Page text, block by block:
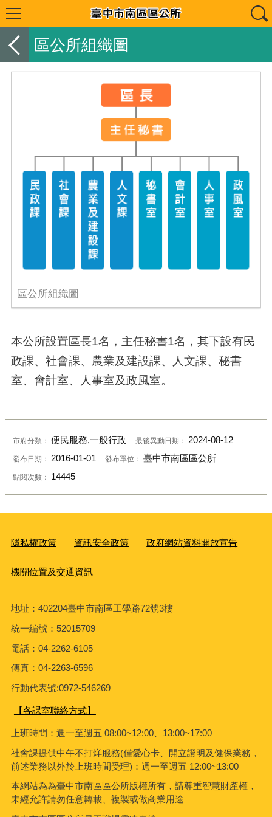
區公所組織圖
區公所組織圖
本公所設置區長1名，主任秘書1名，其下設有民
政課、社會課、農業及建設課、人文課、秘書
室、會計室、人事室及政風室。
市府分類： 便民服務,一般行政 最後異動日期： 2024-08-12
發布日期： 2016-01-01 發布單位： 臺中市南區區公所
點閱次數： 14445
隱私權政策 資訊安全政策 政府網站資料開放宣告
機關位置及交通資訊
地址：402204臺中市南區工學路72號3樓
統一編號：52015709
電話：04-2262-6105
傳真：04-2263-6596
行動代表號:0972-546269
【各課室聯絡方式】
上班時間：週一至週五 08:00~12:00、13:00~17:00
社會課提供中午不打烊服務(僅愛心卡、開立證明及健保業務，
前述業務以外於上班時間受理)：週一至週五 12:00~13:00
本網站為為臺中市南區區公所版權所有，請尊重智慧財產權，
未經允許請勿任意轉載、複製或做商業用途